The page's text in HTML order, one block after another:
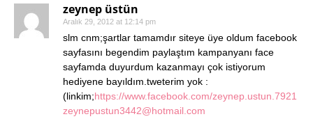
zeynep üstün
Aralık 29, 2012 at 12:14 pm
slm cnm;şartlar tamamdır siteye üye oldum facebook
sayfasını begendim paylaştım kampanyanı face
sayfamda duyurdum kazanmayı çok istiyorum
hediyene bayıldım.tweterim yok :
(linkim;https://www.facebook.com/zeynep.ustun.7921
zeynepustun3442@hotmail.com